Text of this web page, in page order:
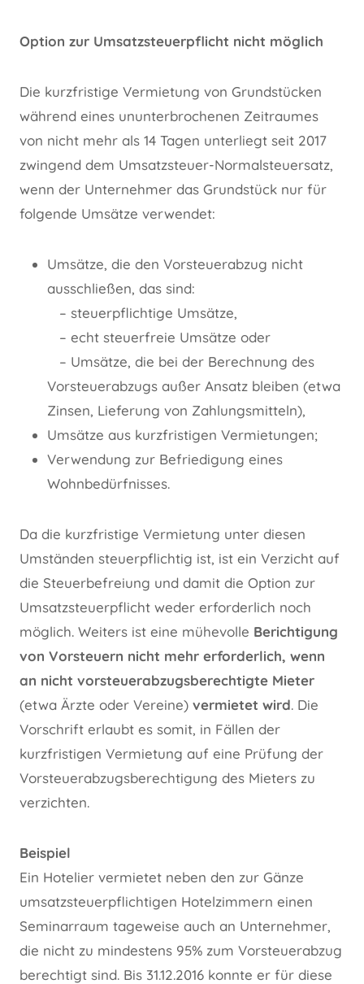
Option zur Umsatzsteuerpflicht nicht möglich
Die kurzfristige Vermietung von Grundstücken
während eines ununterbrochenen Zeitraumes
von nicht mehr als 14 Tagen unterliegt seit 2017
zwingend dem Umsatzsteuer-Normalsteuersatz,
wenn der Unternehmer das Grundstück nur für
folgende Umsätze verwendet:
Umsätze, die den Vorsteuerabzug nicht
ausschließen, das sind:
– steuerpflichtige Umsätze,
– echt steuerfreie Umsätze oder
– Umsätze, die bei der Berechnung des
Vorsteuerabzugs außer Ansatz bleiben (etwa
Zinsen, Lieferung von Zahlungsmitteln),
Umsätze aus kurzfristigen Vermietungen;
Verwendung zur Befriedigung eines
Wohnbedürfnisses.
Da die kurzfristige Vermietung unter diesen
Umständen steuerpflichtig ist, ist ein Verzicht auf
die Steuerbefreiung und damit die Option zur
Umsatzsteuerpflicht weder erforderlich noch
möglich. Weiters ist eine mühevolle Berichtigung
von Vorsteuern nicht mehr erforderlich, wenn
an nicht vorsteuerabzugsberechtigte Mieter
(etwa Ärzte oder Vereine) vermietet wird. Die
Vorschrift erlaubt es somit, in Fällen der
kurzfristigen Vermietung auf eine Prüfung der
Vorsteuerabzugsberechtigung des Mieters zu
verzichten.
Beispiel
Ein Hotelier vermietet neben den zur Gänze
umsatzsteuerpflichtigen Hotelzimmern einen
Seminarraum tageweise auch an Unternehmer,
die nicht zu mindestens 95% zum Vorsteuerabzug
berechtigt sind. Bis 31.12.2016 konnte er für diese